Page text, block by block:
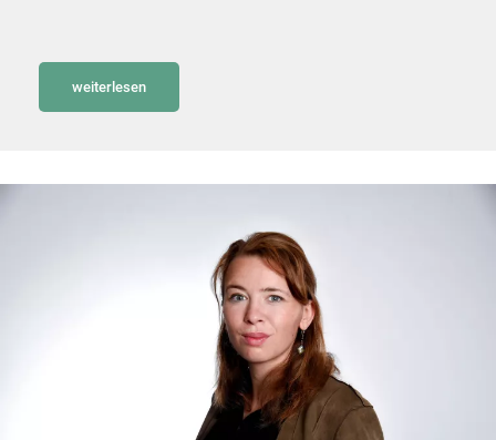
weiterlesen